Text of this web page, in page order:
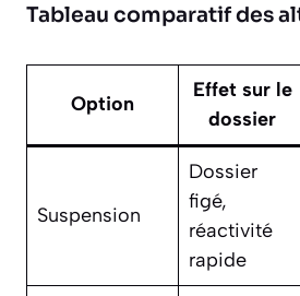
Tableau comparatif des
Option
Effet sur le
dossier
Suspension
Dossier
figé,
réactivité
rapide